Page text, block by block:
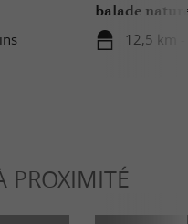
balade
12,5 km
PROXIMITÉ